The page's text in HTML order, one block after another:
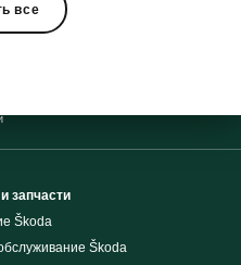
запчасти
Škoda
Škoda
все